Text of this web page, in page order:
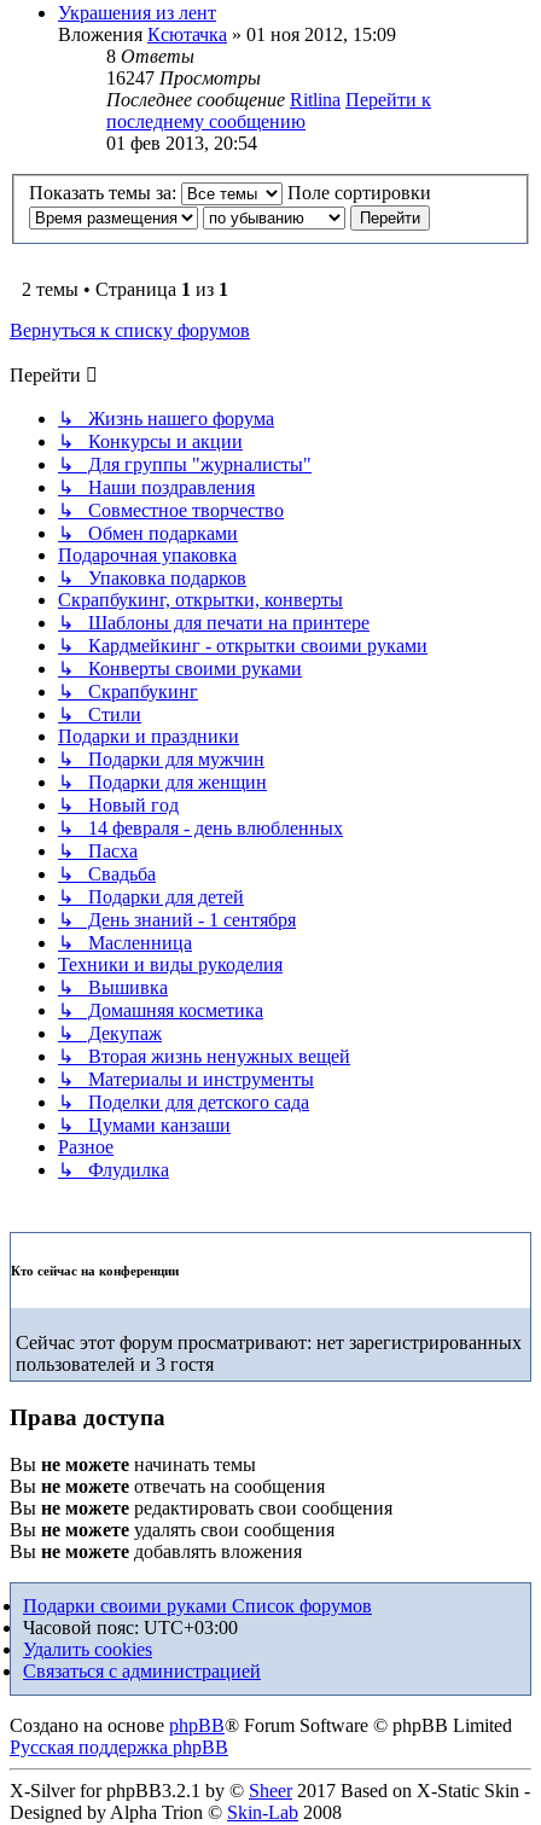
Украшения из лент
Вложения Ксютачка » 01 ноя 2012, 15:09
8 Ответы
16247 Просмотры
Последнее сообщение Ritlina Перейти к
последнему сообщению
01 фев 2013, 20:54
Показать темы за: Поле сортировки
2 темы • Страница 1 из 1
Вернуться к списку форумов
Перейти
↳ Жизнь нашего форума
↳ Конкурсы и акции
↳ Для группы "журналисты"
↳ Наши поздравления
↳ Совместное творчество
↳ Обмен подарками
Подарочная упаковка
↳ Упаковка подарков
Скрапбукинг, открытки, конверты
↳ Шаблоны для печати на принтере
↳ Кардмейкинг - открытки своими руками
↳ Конверты своими руками
↳ Скрапбукинг
↳ Стили
Подарки и праздники
↳ Подарки для мужчин
↳ Подарки для женщин
↳ Новый год
↳ 14 февраля - день влюбленных
↳ Пасха
↳ Свадьба
↳ Подарки для детей
↳ День знаний - 1 сентября
↳ Масленница
Техники и виды рукоделия
↳ Вышивка
↳ Домашняя косметика
↳ Декупаж
↳ Вторая жизнь ненужных вещей
↳ Материалы и инструменты
↳ Поделки для детского сада
↳ Цумами канзаши
Разное
↳ Флудилка
Кто сейчас на конференции
Сейчас этот форум просматривают: нет зарегистрированных
пользователей и 3 гостя
Права доступа
Вы не можете начинать темы
Вы не можете отвечать на сообщения
Вы не можете редактировать свои сообщения
Вы не можете удалять свои сообщения
Вы не можете добавлять вложения
Подарки своими руками Список форумов
Часовой пояс: UTC+03:00
Удалить cookies
Связаться с администрацией
Создано на основе phpBB® Forum Software © phpBB Limited
Русская поддержка phpBB
X-Silver for phpBB3.2.1 by © Sheer2017 Based on X-Static Skin -
Designed by Alpha Trion © Skin-Lab 2008